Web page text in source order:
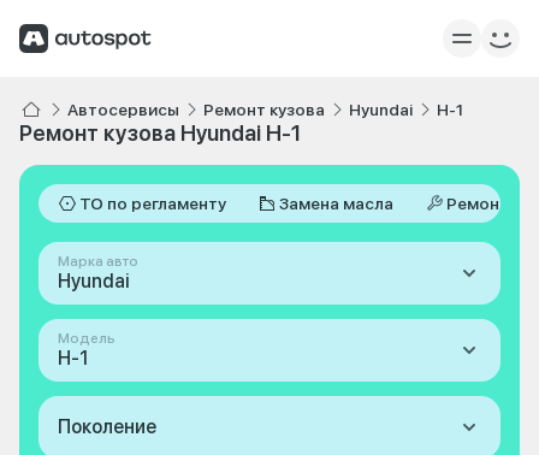
Автосервисы Ремонт кузова Hyundai H-1
Ремонт кузова Hyundai H-1
ТО по регламенту Замена масла Ремонт
Марка авто
Hyundai
Модель
H-1
Поколение